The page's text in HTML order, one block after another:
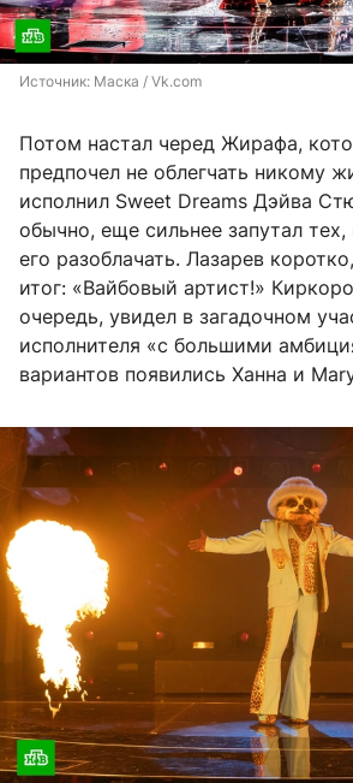
Источник: Маска / Vk.com
Потом настал черед Жирафа,
предпочел не облегчать никому
исполнил Sweet Dreams Дэйва
обычно, еще сильнее запутал
его разоблачать. Лазарев
итог: «Вайбовый артист!»
очередь, увидел в загадочном
исполнителя «с большими
вариантов появились Ханна и